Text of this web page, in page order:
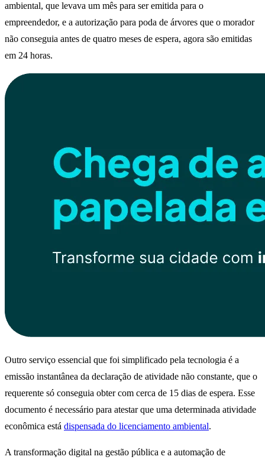
ambiental, que levava um mês para ser emitida para o
empreendedor, e a autorização para poda de árvores que o morador
não conseguia antes de quatro meses de espera, agora são emitidas
em 24 horas.
Outro serviço essencial que foi simplificado pela tecnologia é a
emissão instantânea da declaração de atividade não constante, que o
requerente só conseguia obter com cerca de 15 dias de espera. Esse
documento é necessário para atestar que uma determinada atividade
econômica está dispensada do licenciamento ambiental.
A transformação digital na gestão pública e a automação de